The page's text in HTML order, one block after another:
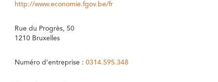
http://www.economie.fgov.be/fr
Rue du Progrès, 50
1210 Bruxelles
Numéro d’entreprise : 0314.595.348